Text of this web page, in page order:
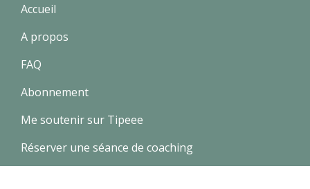
Accueil
A propos
FAQ
Abonnement
Me soutenir sur Tipeee
Réserver une séance de coaching